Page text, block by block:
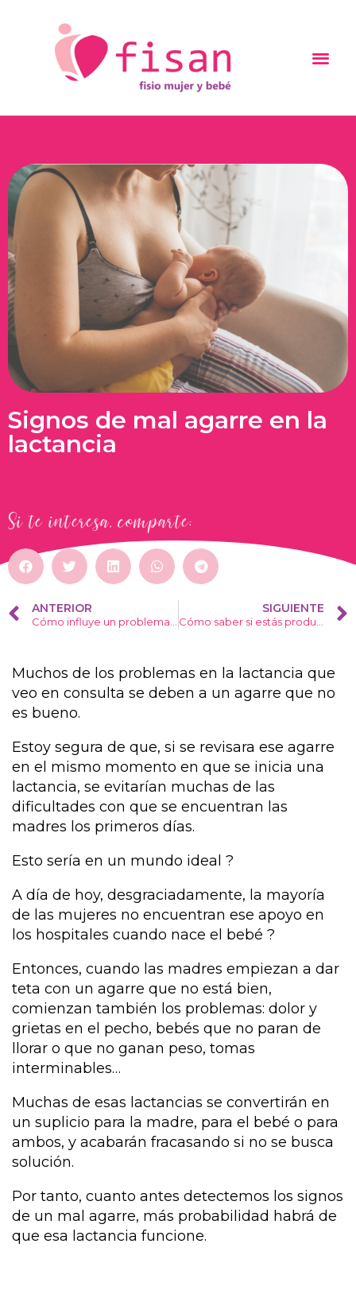
Signos de mal agarre en la
lactancia
Si te interesa, comparte:
ANTERIOR
Cómo influye un problema cervical del bebé en la lactancia
SIGUIENTE
Cómo saber si estás produciendo suficiente leche
Muchos de los problemas en la lactancia que
veo en consulta se deben a un agarre que no
es bueno.
Estoy segura de que, si se revisara ese agarre
en el mismo momento en que se inicia una
lactancia, se evitarían muchas de las
dificultades con que se encuentran las
madres los primeros días.
Esto sería en un mundo ideal ?
A día de hoy, desgraciadamente, la mayoría
de las mujeres no encuentran ese apoyo en
los hospitales cuando nace el bebé ?
Entonces, cuando las madres empiezan a dar
teta con un agarre que no está bien,
comienzan también los problemas: dolor y
grietas en el pecho, bebés que no paran de
llorar o que no ganan peso, tomas
interminables…
Muchas de esas lactancias se convertirán en
un suplicio para la madre, para el bebé o para
ambos, y acabarán fracasando si no se busca
solución.
Por tanto, cuanto antes detectemos los signos
de un mal agarre, más probabilidad habrá de
que esa lactancia funcione.